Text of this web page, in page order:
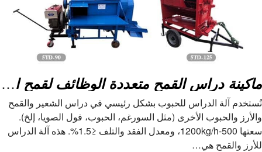
ماكينة دراس القمح متعددة الوظائف لقمح الأرز والشعير وفول الصويا
تُستخدم آلة الدراس للحبوب بشكل رئيسي في دراس الشعير والقمح
والأرز والحبوب الأخرى (مثل السورغم، الحبوب، فول الصويا، إلخ).
سعتها 500-1200kg/h، ومعدل الفقد والتلف ≤1.5%. هذه آلة الدراس
للأرز والقمح هي…